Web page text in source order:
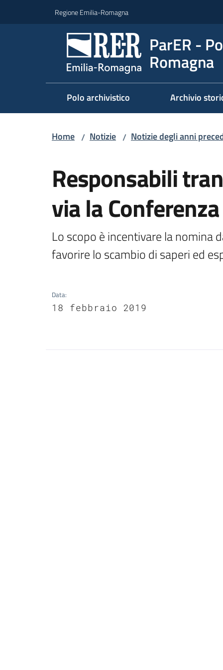
Regione Emilia-Romagna
ParER -
Romagna
Polo archivistico Archivio
Home / Notizie / Notizie degli anni
Responsabili
via la Conferenza
Lo scopo è incentivare la nomina
favorire lo scambio di saperi ed
Data:
18 febbraio 2019